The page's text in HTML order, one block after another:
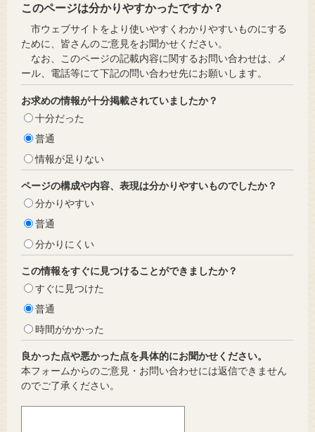
このページは分かりやすかったですか？
市ウェブサイトをより使いやすくわかりやすいものにする
ために、皆さんのご意見をお聞かせください。
なお、このページの記載内容に関するお問い合わせは、メ
ール、電話等にて下記の問い合わせ先にお願いします。
お求めの情報が十分掲載されていましたか？
十分だった
普通
情報が足りない
ページの構成や内容、表現は分かりやすいものでしたか？
分かりやすい
普通
分かりにくい
この情報をすぐに見つけることができましたか？
すぐに見つけた
普通
時間がかかった
良かった点や悪かった点を具体的にお聞かせください。
本フォームからのご意見・お問い合わせには返信できません
のでご了承ください。